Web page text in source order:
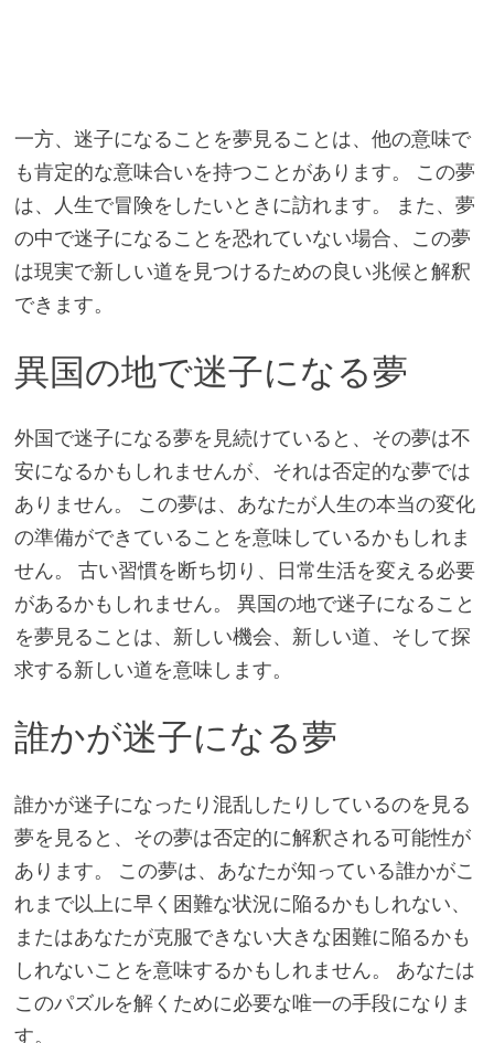
一方、迷子になることを夢見ることは、他の意味で
も肯定的な意味合いを持つことがあります。 この夢
は、人生で冒険をしたいときに訪れます。 また、夢
の中で迷子になることを恐れていない場合、この夢
は現実で新しい道を見つけるための良い兆候と解釈
できます。
異国の地で迷子になる夢
外国で迷子になる夢を見続けていると、その夢は不
安になるかもしれませんが、それは否定的な夢では
ありません。 この夢は、あなたが人生の本当の変化
の準備ができていることを意味しているかもしれま
せん。 古い習慣を断ち切り、日常生活を変える必要
があるかもしれません。 異国の地で迷子になること
を夢見ることは、新しい機会、新しい道、そして探
求する新しい道を意味します。
誰かが迷子になる夢
誰かが迷子になったり混乱したりしているのを見る
夢を見ると、その夢は否定的に解釈される可能性が
あります。 この夢は、あなたが知っている誰かがこ
れまで以上に早く困難な状況に陥るかもしれない、
またはあなたが克服できない大きな困難に陥るかも
しれないことを意味するかもしれません。 あなたは
このパズルを解くために必要な唯一の手段になりま
す。